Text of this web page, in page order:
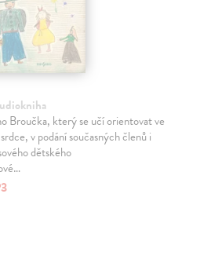
Broučka, který se učí orientovat ve
v podání současných členů i
dětského